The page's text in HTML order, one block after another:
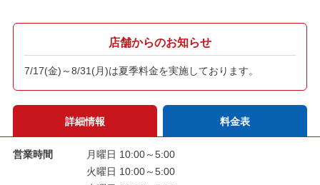
店舗からのお知らせ
7/17(金)～8/31(月)は夏季料金を実施しております。
詳細情報 料金表
営業時間
月曜日 10:00～5:00
火曜日 10:00～5:00